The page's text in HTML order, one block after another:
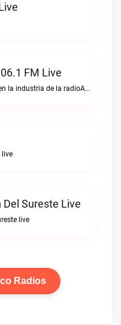
FM Live
Creando perfeccion en la industria de la radioAJIJO Radio 106.1 FM live
live
Del Sureste Live
live
Radios